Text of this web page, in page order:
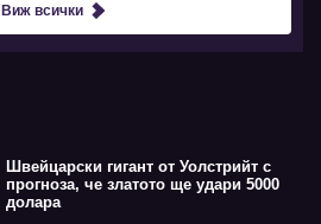
Виж всички
Швейцарски гигант от Уолстрийт с
прогноза, че златото ще удари 5000
долара